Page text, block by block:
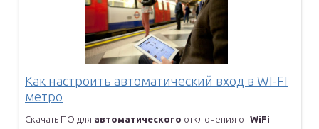
Как настроить автоматический вход в WI-FI
метро
Скачать ПО для автоматического отключения отWiFi